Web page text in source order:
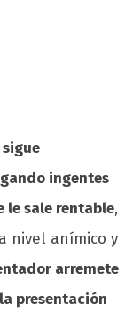
ingentes
le sale rentable,
nivel anímico y
arremete
presentación